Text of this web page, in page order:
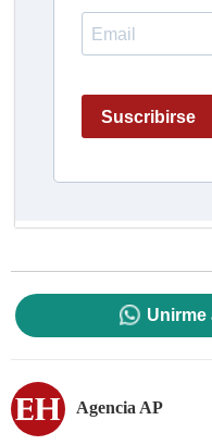
Unirme
Agencia AP